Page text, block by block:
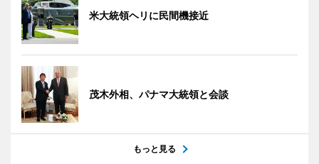
米大統領ヘリに民間機接近
茂木外相、パナマ大統領と会談
もっと見る